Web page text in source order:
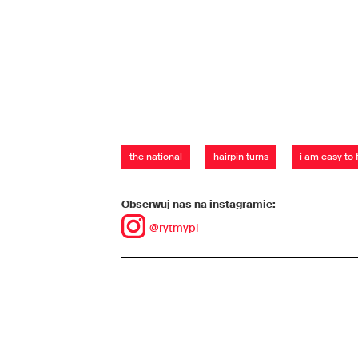
the national hairpin turns i am easy to
Obserwuj nas na instagramie:
@rytmypl